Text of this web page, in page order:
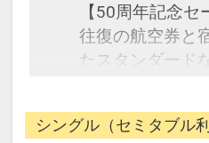
【50周年記念セ
往復の航空券と
たスタンダード
フライトと宿泊
できるダイナミ
シングル（セミタブル利